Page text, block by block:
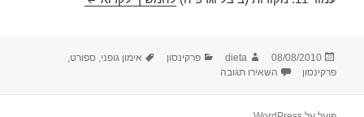
פורסם
בתאריך
08/08/2010 מחבר
dieta קטגוריות
פרקינסון תגיות
אימון גופני,ספורט,
פרקינסון
השאירו תגובה